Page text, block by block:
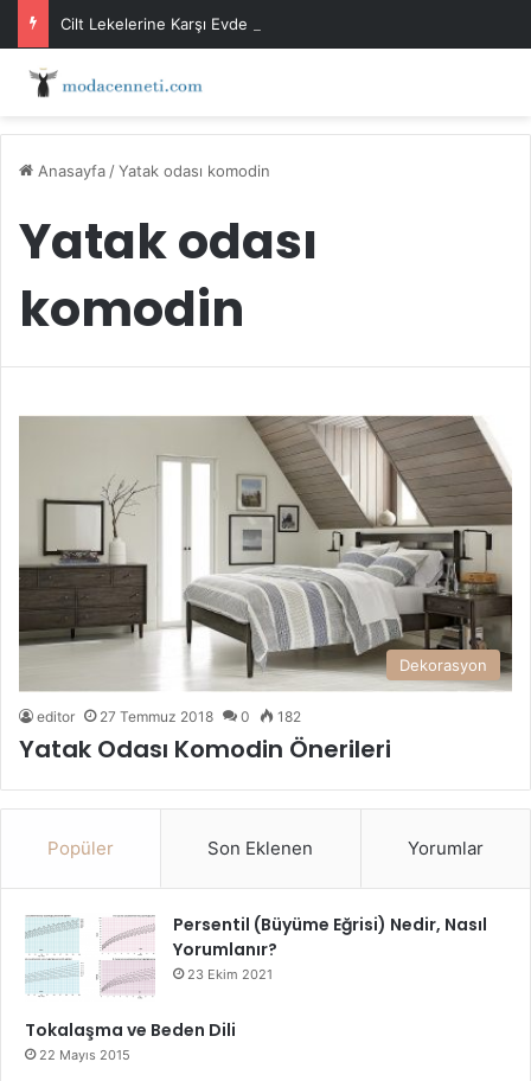
Cilt Lekelerine Karşı Evde Maske Önerileri
Anasayfa /Yatak odası komodin
Yatak odası
komodin
Dekorasyon
editor 27 Temmuz 2018 0 182
Yatak Odası Komodin Önerileri
Popüler Son Eklenen Yorumlar
Persentil (Büyüme Eğrisi) Nedir, Nasıl
Yorumlanır?
23 Ekim 2021
Tokalaşma ve Beden Dili
22 Mayıs 2015